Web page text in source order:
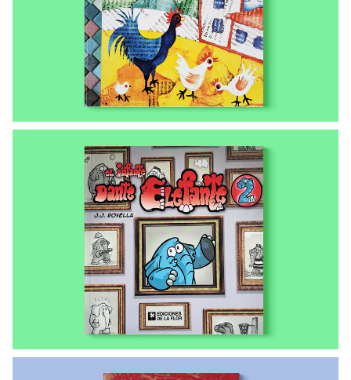
LIBROS ENVIADOS A LAS COMUNIDADES
Maíces de silencio
LIBROS ENVIADOS A LAS COMUNIDADES
El infante Dante Elefante 2